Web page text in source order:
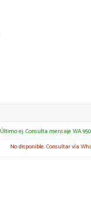
Último ej. Consulta mensaje WA
No disponible. Consultar vía